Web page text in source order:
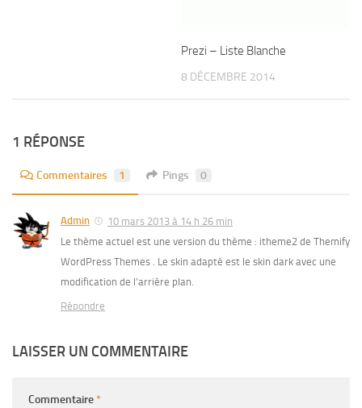
Prezi – Liste Blanche
8 DÉCEMBRE 2014
1 RÉPONSE
Commentaires 1 Pings 0
Admin
10 mars 2013 à 14 h 26 min
Le thème actuel est une version du thème : itheme2 de Themify
WordPress Themes . Le skin adapté est le skin dark avec une
modification de l’arrière plan.
Répondre
LAISSER UN COMMENTAIRE
Commentaire*